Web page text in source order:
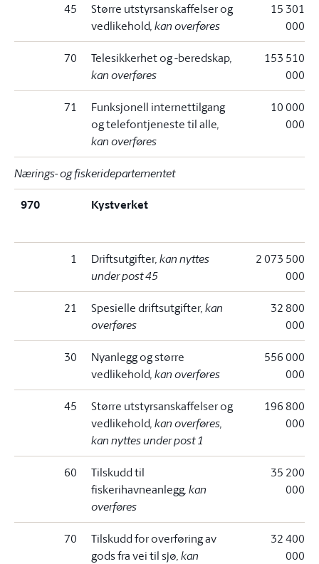
45
Større utstyrsanskaffelser og
vedlikehold, kan overføres
15 301
000
70 Telesikkerhet og -beredskap,
kan overføres
153 510
000
71
Funksjonell internettilgang
og telefontjeneste til alle,
kan overføres
10 000
000
Nærings- og fiskeridepartementet
970 Kystverket
1 Driftsutgifter, kan nyttes
under post 45
2 073 500
000
21 Spesielle driftsutgifter, kan
overføres
32 800
000
30
Nyanlegg og større
vedlikehold, kan overføres
556 000
000
45
Større utstyrsanskaffelser og
vedlikehold, kan overføres,
kan nyttes under post 1
196 800
000
60
Tilskudd til
fiskerihavneanlegg, kan
overføres
35 200
000
70
Tilskudd for overføring av
gods fra vei til sjø, kan
32 400
000